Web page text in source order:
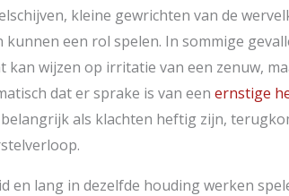
kleine gewrichten van de
kunnen een rol spelen. In sommige
kan wijzen op irritatie van een zenuw,
dat er sprake is van een ernstige
als klachten heftig zijn,
en lang in dezelfde houding werken